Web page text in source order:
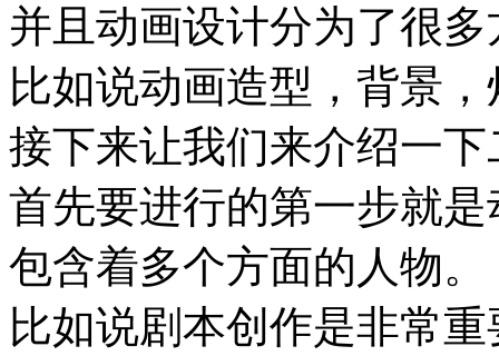
并且动画设计分为了很
比如说动画造型，背景
接下来让我们来介绍一
首先要进行的第一步就
包含着多个方面的人物。
比如说剧本创作是非常